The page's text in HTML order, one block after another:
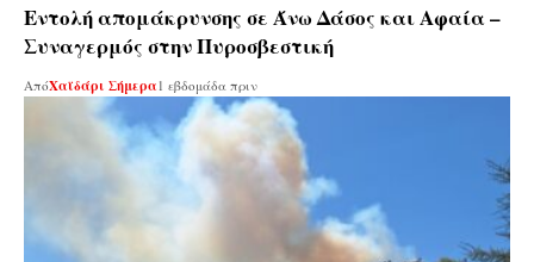
Εντολή απομάκρυνσης σε Άνω Δάσος και Αφαία –
Συναγερμός στην Πυροσβεστική
ΑπόΧαϊδάρι Σήμερα 1 εβδομάδα πριν